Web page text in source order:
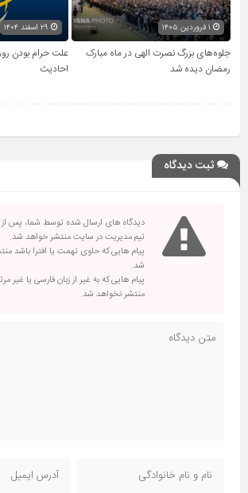
جلوه‌های بزرگ نصرت الهی در ماه مبارک
رمضان دیده شد
علت حرام بودن
احادیث
ثبت دیدگاه
دیدگاه های ارسال شده توسط شما، پس از
تیم مدیریت در سایت منتشر خواهد شد.
پیام هایی که حاوی تهمت یا افترا باشد
شد.
پیام هایی که به غیر از زبان فارسی یا غیر
منتشر نخواهد شد.